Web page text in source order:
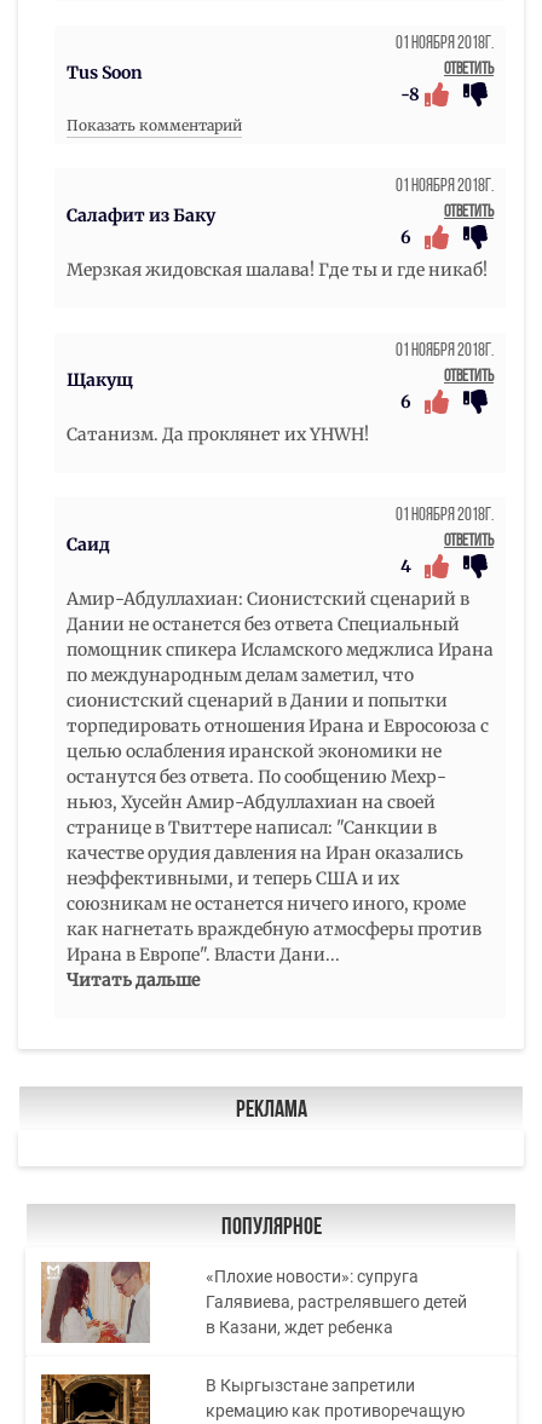
Tus Soon
01 Ноября 2018г.
Ответить
-8
Показать комментарий
Салафит из Баку
01 Ноября 2018г.
Ответить
6
Мерзкая жидовская шалава! Где ты и где никаб!
Щакущ
01 Ноября 2018г.
Ответить
6
Сатанизм. Да проклянет их YHWH!
Саид
01 Ноября 2018г.
Ответить
4
Амир-Абдуллахиан: Сионистский сценарий в
Дании не останется без ответа Специальный
помощник спикера Исламского меджлиса Ирана
по международным делам заметил, что
сионистский сценарий в Дании и попытки
торпедировать отношения Ирана и Евросоюза с
целью ослабления иранской экономики не
останутся без ответа. По сообщению Мехр-
ньюз, Хусейн Амир-Абдуллахиан на своей
странице в Твиттере написал: "Санкции в
качестве орудия давления на Иран оказались
неэффективными, и теперь США и их
союзникам не останется ничего иного, кроме
как нагнетать враждебную атмосферы против
Ирана в Европе". Власти Дани...
Читать дальше
Реклама
Популярное
«Плохие новости»: супруга
Галявиева, растрелявшего детей
в Казани, ждет ребенка
В Кыргызстане запретили
кремацию как противоречащую